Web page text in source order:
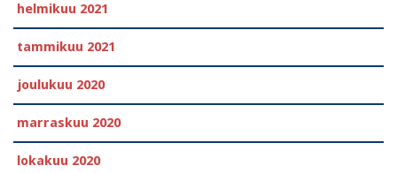
helmikuu 2021
tammikuu 2021
joulukuu 2020
marraskuu 2020
lokakuu 2020